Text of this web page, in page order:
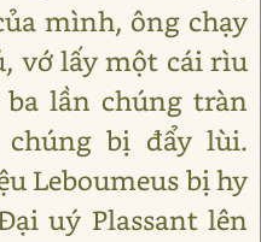
mình, ông chạy
vớ lấy một cái rìu
lần chúng tràn
bị đẩy lùi.
Leboumeus bị hy
uý Plassant lên